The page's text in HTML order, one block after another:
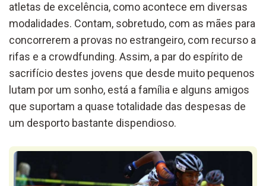
atletas de excelência, como acontece em diversas
modalidades. Contam, sobretudo, com as mães para
concorrerem a provas no estrangeiro, com recurso a
rifas e a crowdfunding. Assim, a par do espírito de
sacrifício destes jovens que desde muito pequenos
lutam por um sonho, está a família e alguns amigos
que suportam a quase totalidade das despesas de
um desporto bastante dispendioso.